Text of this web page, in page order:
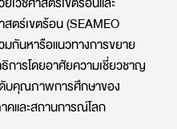
ตร์เขตร้อน (SEAMEO
กันหารือแนวทางการขยาย
การโดยอาศัยความเชี่ยวชาญ
ดับคุณภาพการศึกษาของ
คและสถานการณ์โลก